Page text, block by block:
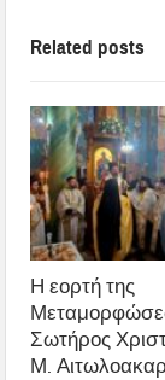
Related posts
Η εορτή της
Σωτήρος
Μ.